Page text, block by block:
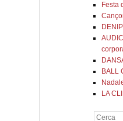
Festa
BALL
LA
Cerca